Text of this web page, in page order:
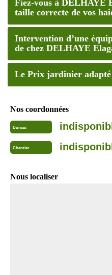
Fiez-vous à DELHAYE
taille correcte de vos
Intervention d’une
de chez DELHAYE
Le Prix jardinier adapté
Nos coordonnées
Bureau
Chantier
Nous localiser